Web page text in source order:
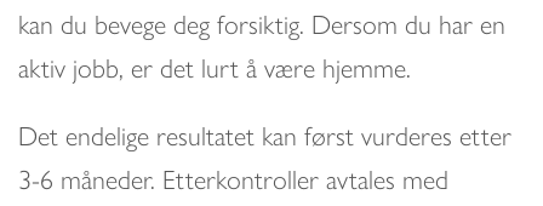
kan du bevege deg forsiktig. Dersom du har en
aktiv jobb, er det lurt å være hjemme.
Det endelige resultatet kan først vurderes etter
3-6 måneder. Etterkontroller avtales med